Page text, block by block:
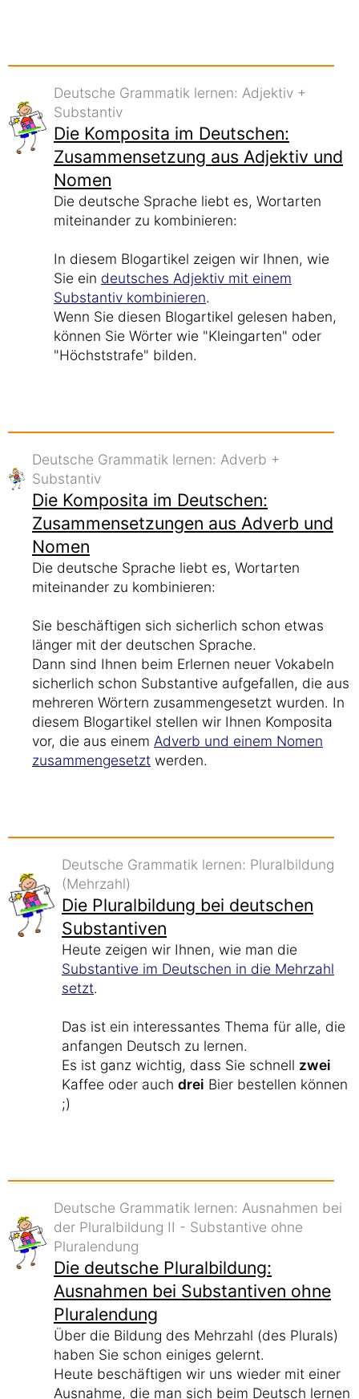
Deutsche Grammatik lernen: Adjektiv +
Substantiv
Die Komposita im Deutschen:
Zusammensetzung aus Adjektiv und
Nomen
Die deutsche Sprache liebt es, Wortarten
miteinander zu kombinieren:
In diesem Blogartikel zeigen wir Ihnen, wie
Sie ein deutsches Adjektiv mit einem
Substantiv kombinieren.
Wenn Sie diesen Blogartikel gelesen haben,
können Sie Wörter wie "Kleingarten" oder
"Höchststrafe" bilden.
Deutsche Grammatik lernen: Adverb +
Substantiv
Die Komposita im Deutschen:
Zusammensetzungen aus Adverb und
Nomen
Die deutsche Sprache liebt es, Wortarten
miteinander zu kombinieren:
Sie beschäftigen sich sicherlich schon etwas
länger mit der deutschen Sprache.
Dann sind Ihnen beim Erlernen neuer Vokabeln
sicherlich schon Substantive aufgefallen, die aus
mehreren Wörtern zusammengesetzt wurden. In
diesem Blogartikel stellen wir Ihnen Komposita
vor, die aus einem Adverb und einem Nomen
zusammengesetzt werden.
Deutsche Grammatik lernen: Pluralbildung
(Mehrzahl)
Die Pluralbildung bei deutschen
Substantiven
Heute zeigen wir Ihnen, wie man die
Substantive im Deutschen in die Mehrzahl
setzt.
Das ist ein interessantes Thema für alle, die
anfangen Deutsch zu lernen.
Es ist ganz wichtig, dass Sie schnell zwei
Kaffee oder auch drei Bier bestellen können
;)
Deutsche Grammatik lernen: Ausnahmen bei
der Pluralbildung II - Substantive ohne
Pluralendung
Die deutsche Pluralbildung:
Ausnahmen bei Substantiven ohne
Pluralendung
Über die Bildung des Mehrzahl (des Plurals)
haben Sie schon einiges gelernt.
Heute beschäftigen wir uns wieder mit einer
Ausnahme, die man sich beim Deutsch lernen